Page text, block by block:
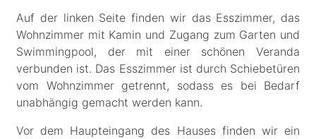
Auf der linken Seite finden wir das Esszimmer, das
Wohnzimmer mit Kamin und Zugang zum Garten und
Swimmingpool, der mit einer schönen Veranda
verbunden ist. Das Esszimmer ist durch Schiebetüren
vom Wohnzimmer getrennt, sodass es bei Bedarf
unabhängig gemacht werden kann.
Vor dem Haupteingang des Hauses finden wir ein